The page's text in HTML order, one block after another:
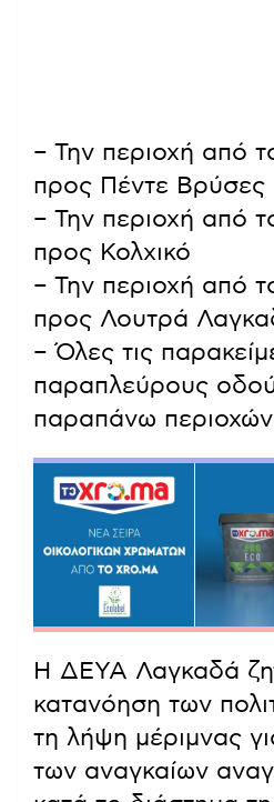
– Την περιοχή από
προς Πέντε Βρύσες
– Την περιοχή από
προς Κολχικό
– Την περιοχή από
προς Λουτρά
– Όλες τις
παραπλεύρους
παραπάνω περιοχών
Η ΔΕΥΑ Λαγκαδά
κατανόηση των
τη λήψη μέριμνας
των αναγκαίων